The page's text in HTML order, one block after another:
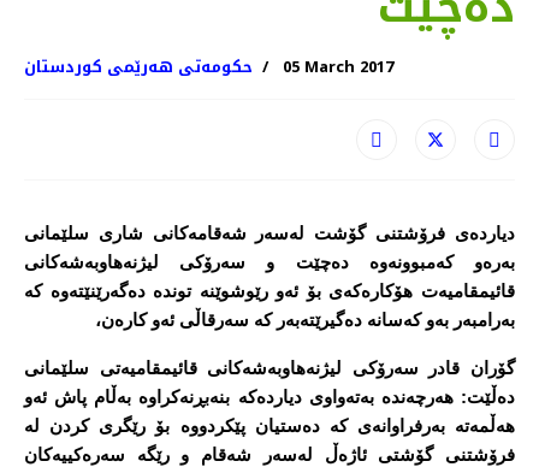
حکومەتی هەرێمی کوردستان 05 March 2017
دیارده‌ی فرۆشتنی گۆشت له‌سه‌ر شه‌قامه‌كانی شاری سلێمانی
به‌ره‌و كه‌مبوونه‌وه‌ ده‌چێت و سه‌رۆكی لیژنه‌هاوبه‌شه‌كانی
قائیمقامیه‌ت هۆكاره‌كه‌ی بۆ ئه‌و رێوشوێنه‌ تونده‌ ده‌گه‌رێنێته‌وه‌ كه‌
به‌رامبه‌ر به‌و كه‌سانه‌ ده‌گیرێته‌به‌ر كه‌ سه‌رقاڵی ئه‌و كاره‌ن،
گۆران قادر سه‌رۆكی لیژنه‌هاوبه‌شه‌كانی قائیمقامیه‌تی سلێمانی
ده‌ڵێت: هه‌رچه‌نده‌ به‌ته‌واوی دیارده‌كه‌ بنه‌بڕنه‌كراوه‌ به‌ڵام پاش ئه‌و
هه‌ڵمه‌ته‌ به‌رفراوانه‌ی كه‌ ده‌ستیان پێكردووه‌ بۆ رێگری كردن له‌
فرۆشتنی گۆشتی ئاژه‌ڵ له‌سه‌ر شه‌قام و رێگه‌ سه‌ره‌كییه‌كان